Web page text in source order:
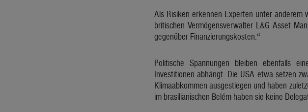
Als Risiken erkennen Experten unter anderem
britischen Vermögensverwalter L&G Asset
gegenüber Finanzierungskosten.“
Politische Spannungen bleiben ebenfalls
Investitionen abhängt. Die USA etwa setzen
Klimaabkommen ausgestiegen und haben
im brasilianischen Belém haben sie keine